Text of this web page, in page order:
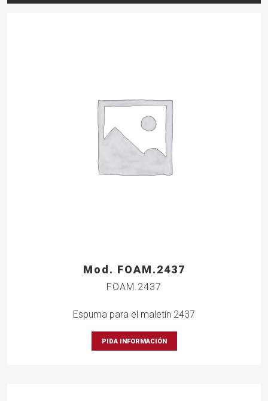
Mod. FOAM.2437
FOAM.2437
Espuma para el maletín 2437
PIDA INFORMACIÓN